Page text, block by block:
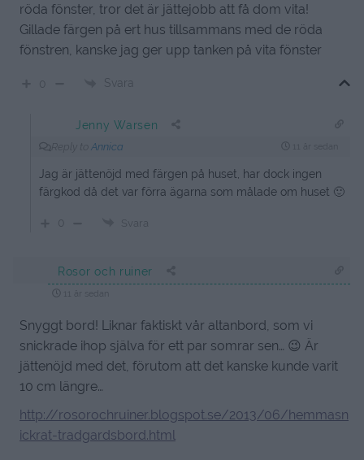
röda fönster, tror det är jättejobb att få dom vita!
Gillade färgen på ert hus tillsammans med de röda
fönstren, kanske jag ger upp tanken på vita fönster
Svara
Jenny Warsen
Annica
Jag är jättenöjd med färgen på huset, har dock ingen
färgkod då det var förra ägarna som målade om huset 🙂
Svara
Rosor och ruiner
Snyggt bord! Liknar faktiskt vår altanbord, som vi
snickrade ihop själva för ett par somrar sen… 😉 Är
jättenöjd med det, förutom att det kanske kunde varit
10 cm längre…
http://rosorochruiner.blogspot.se/2013/06/hemmasn
ickrat-tradgardsbord.html